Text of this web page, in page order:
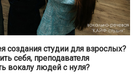
создания студии для взрослых?
себя, преподавателя
вокалу людей с нуля?